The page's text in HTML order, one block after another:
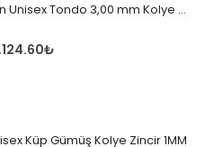
925 Ayar İtalyan Unisex Tondo 3,00 mm Kolye Zincir
₺
Küp Gümüş Kolye Zincir 1MM